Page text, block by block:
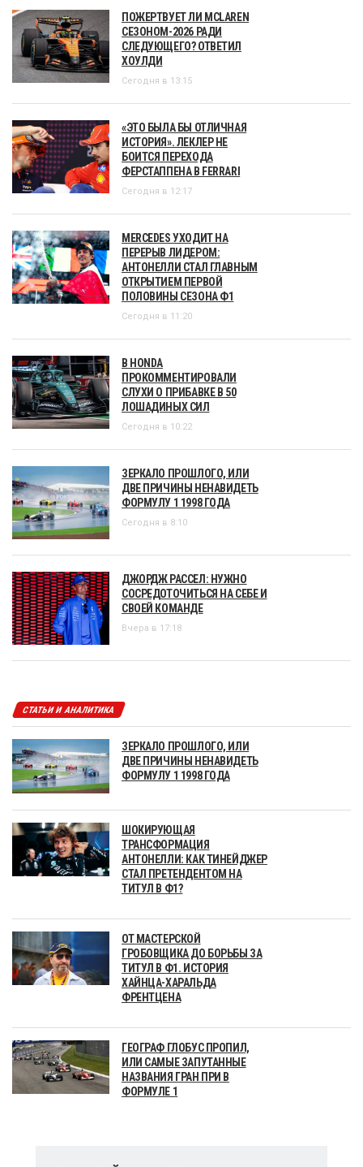
ПОЖЕРТВУЕТ ЛИ MCLAREN
СЕЗОНОМ-2026 РАДИ
СЛЕДУЮЩЕГО? ОТВЕТИЛ
ХОУЛДИ
Сегодня в 13:15
«ЭТО БЫЛА БЫ ОТЛИЧНАЯ
ИСТОРИЯ». ЛЕКЛЕР НЕ
БОИТСЯ ПЕРЕХОДА
ФЕРСТАППЕНА В FERRARI
Сегодня в 12:17
MERCEDES УХОДИТ НА
ПЕРЕРЫВ ЛИДЕРОМ:
АНТОНЕЛЛИ СТАЛ ГЛАВНЫМ
ОТКРЫТИЕМ ПЕРВОЙ
ПОЛОВИНЫ СЕЗОНА Ф1
Сегодня в 11:20
В HONDA
ПРОКОММЕНТИРОВАЛИ
СЛУХИ О ПРИБАВКЕ В 50
ЛОШАДИНЫХ СИЛ
Сегодня в 10:22
ЗЕРКАЛО ПРОШЛОГО, ИЛИ
ДВЕ ПРИЧИНЫ НЕНАВИДЕТЬ
ФОРМУЛУ 1 1998 ГОДА
Сегодня в 8:10
ДЖОРДЖ РАССЕЛ: НУЖНО
СОСРЕДОТОЧИТЬСЯ НА СЕБЕ И
СВОЕЙ КОМАНДЕ
Вчера в 17:18
СТАТЬИ И АНАЛИТИКА
ЗЕРКАЛО ПРОШЛОГО, ИЛИ
ДВЕ ПРИЧИНЫ НЕНАВИДЕТЬ
ФОРМУЛУ 1 1998 ГОДА
ШОКИРУЮЩАЯ
ТРАНСФОРМАЦИЯ
АНТОНЕЛЛИ: КАК ТИНЕЙДЖЕР
СТАЛ ПРЕТЕНДЕНТОМ НА
ТИТУЛ В Ф1?
ОТ МАСТЕРСКОЙ
ГРОБОВЩИКА ДО БОРЬБЫ ЗА
ТИТУЛ В Ф1. ИСТОРИЯ
ХАЙНЦА-ХАРАЛЬДА
ФРЕНТЦЕНА
ГЕОГРАФ ГЛОБУС ПРОПИЛ,
ИЛИ САМЫЕ ЗАПУТАННЫЕ
НАЗВАНИЯ ГРАН ПРИ В
ФОРМУЛЕ 1